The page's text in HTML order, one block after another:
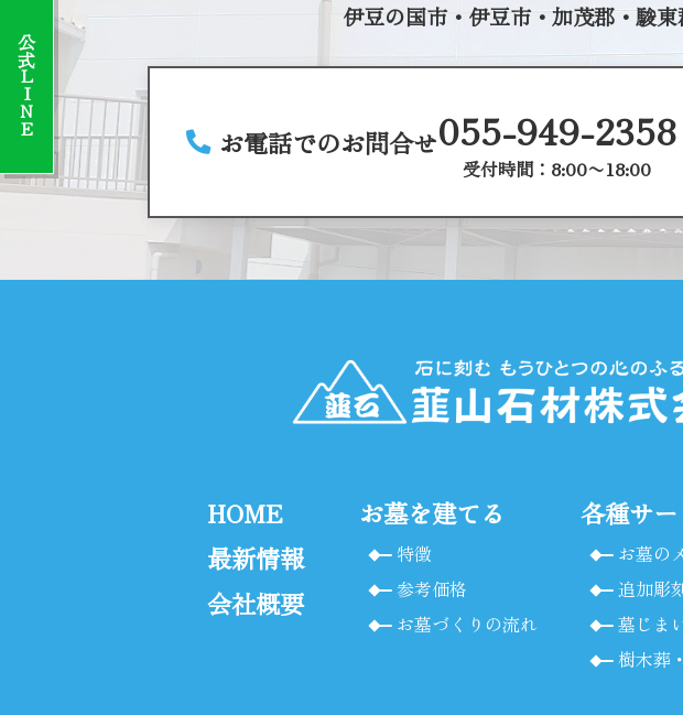
公式LINE
伊豆の国市・伊豆市・加茂郡・駿
お電話でのお問合せ055-949-2358
受付時間：8:00〜18:00
HOME
最新情報
会社概要
お墓を建てる
特徴
参考価格
お墓づくりの流れ
各種サー
お墓の
追加彫
墓じま
樹木葬